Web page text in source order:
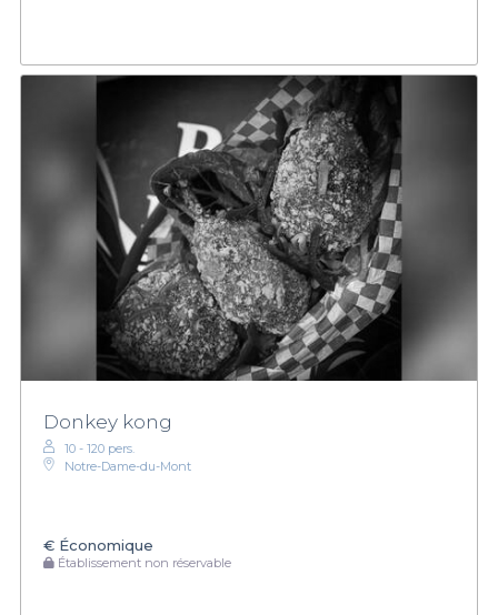
Donkey kong
10 - 120 pers.
Notre-Dame-du-Mont
€ Économique
Établissement non réservable